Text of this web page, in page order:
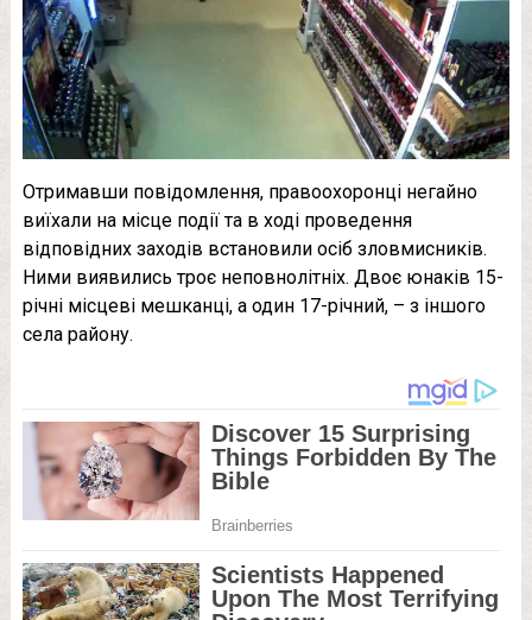
Отримавши повідомлення, правоохоронці негайно
виїхали на місце події та в ході проведення
відповідних заходів встановили осіб зловмисників.
Ними виявились троє неповнолітніх. Двоє юнаків 15-
річні місцеві мешканці, а один 17-річний, – з іншого
села району.